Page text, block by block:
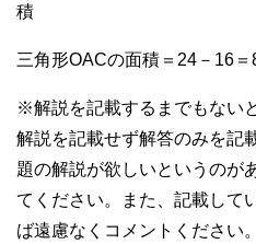
積
三角形OACの面積＝24－16＝
※解説を記載するまでもない
解説を記載せず解答のみを記
題の解説が欲しいというのが
てください。また、記載して
ば遠慮なくコメントください。